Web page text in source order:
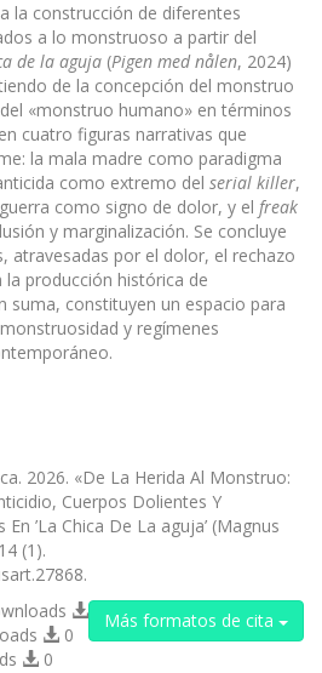
la construcción de diferentes
a lo monstruoso a partir del
de la aguja (Pigen med nålen, 2024)
de la concepción del monstruo
«monstruo humano» en términos
cuatro figuras narrativas que
la mala madre como paradigma
como extremo del serial killer,
como signo de dolor, y el freak
y marginalización. Se concluye
atravesadas por el dolor, el rechazo
la producción histórica de
suma, constituyen un espacio para
y regímenes
2026. «De La Herida Al Monstruo:
Cuerpos Dolientes Y
’La Chica De La aguja’ (Magnus
14 (1).
Más formatos de cita
0
0